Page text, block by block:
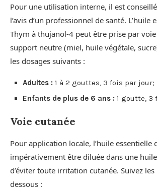
Pour une utilisation interne, il est
l’avis d’un professionnel de santé. L’huile
Thym à thujanol-4 peut être prise par
support neutre (miel, huile végétale,
les dosages suivants :
Adultes : 1 à 2 gouttes, 3 fois par jour;
Enfants de plus de 6 ans : 1 goutte, 3
Voie cutanée
Pour application locale, l’huile essentielle
impérativement être diluée dans une
d’éviter toute irritation cutanée. Suivez
dessous :